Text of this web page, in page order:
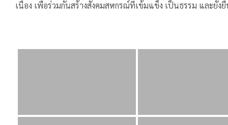
เนื่อง เพื่อร่วมกันสร้างสังคมสหกรณ์ที่เข้มแข็ง เป็นธรรม และยั่ง